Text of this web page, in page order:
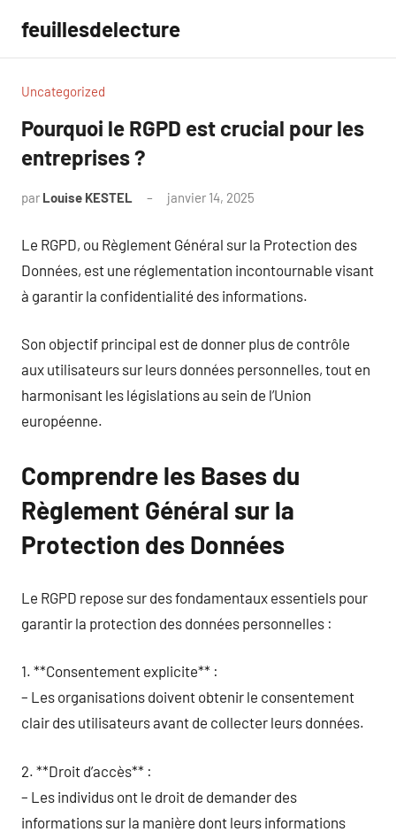
contenu
feuillesdelecture
Uncategorized
Pourquoi le RGPD est crucial pour les
entreprises ?
par Louise KESTEL janvier 14, 2025
Le RGPD, ou Règlement Général sur la Protection des
Données, est une réglementation incontournable visant
à garantir la confidentialité des informations.
Son objectif principal est de donner plus de contrôle
aux utilisateurs sur leurs données personnelles, tout en
harmonisant les législations au sein de l’Union
européenne.
Comprendre les Bases du
Règlement Général sur la
Protection des Données
Le RGPD repose sur des fondamentaux essentiels pour
garantir la protection des données personnelles :
1. **Consentement explicite** :
– Les organisations doivent obtenir le consentement
clair des utilisateurs avant de collecter leurs données.
2. **Droit d’accès** :
– Les individus ont le droit de demander des
informations sur la manière dont leurs informations